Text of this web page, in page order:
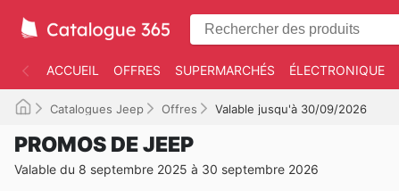
ACCUEIL OFFRES SUPERMARCHÉS ÉLECTRONIQUE
Catalogues Jeep Offres Valable jusqu'à 30/09/2026
PROMOS DE JEEP
Valable du 8 septembre 2025 à 30 septembre 2026